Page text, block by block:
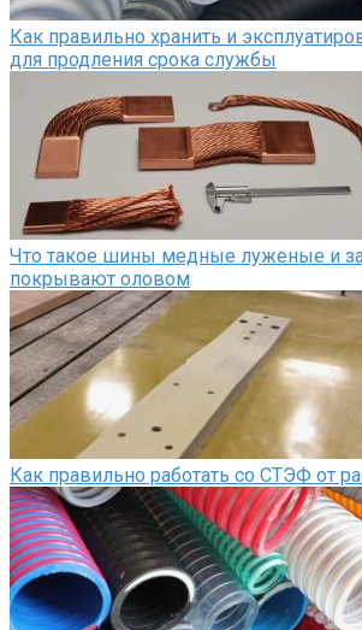
Как правильно хранить и
для продления срока службы
Что такое шины медные луженые и
покрывают оловом
Как правильно работать со СТЭФ от